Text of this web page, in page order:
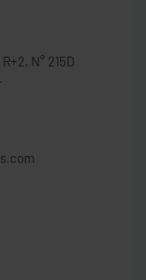
N° 215D